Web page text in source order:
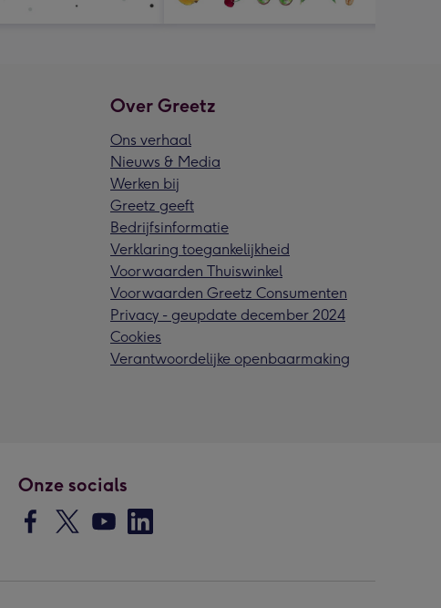
Over Greetz
Ons verhaal
Nieuws & Media
Werken bij
Greetz geeft
Bedrijfsinformatie
Verklaring toegankelijkheid
Voorwaarden Thuiswinkel
Voorwaarden Greetz Consumenten
Privacy - geupdate december 2024
Cookies
Verantwoordelijke openbaarmaking
Onze socials